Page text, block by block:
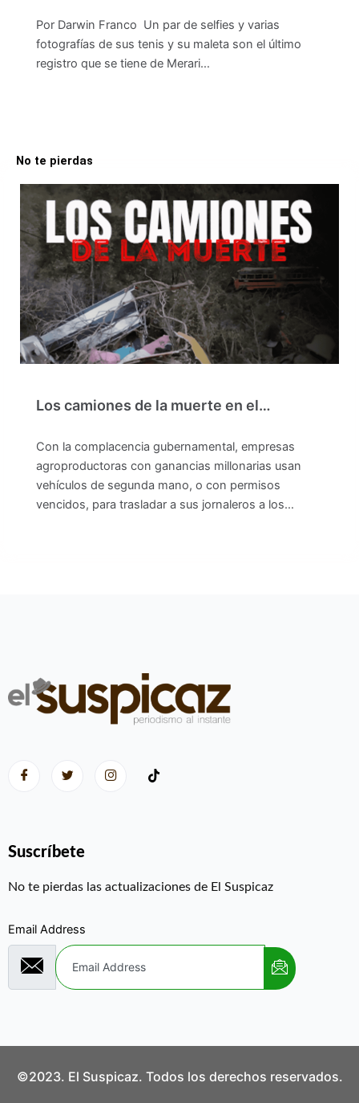
Por Darwin Franco Un par de selfies y varias
fotografías de sus tenis y su maleta son el último
registro que se tiene de Merari…
No te pierdas
Los camiones de la muerte en el…
Con la complacencia gubernamental, empresas
agroproductoras con ganancias millonarias usan
vehículos de segunda mano, o con permisos
vencidos, para trasladar a sus jornaleros a los…
Suscríbete
No te pierdas las actualizaciones de El Suspicaz
Email Address
©2023. El Suspicaz. Todos los derechos reservados.